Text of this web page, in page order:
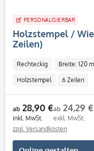
PERSONALISIERBAR
Holzstempel /
Zeilen)
Rechteckig Breite: 120
Holzstempel 6 Zeilen
ab 28,90 €
inkl. MwSt.
ab 24,29 €
exkl. MwSt.
zzgl. Versandkosten